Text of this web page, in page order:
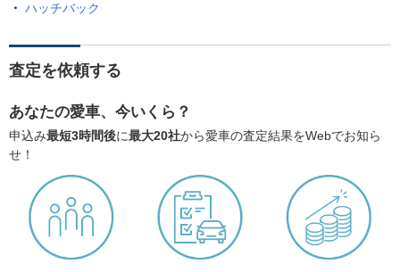
ハッチバック
査定を依頼する
あなたの愛車、今いくら？
申込み最短3時間後に最大20社から愛車の査定結果をWebでお知ら
せ！